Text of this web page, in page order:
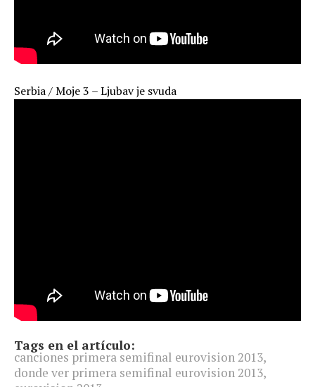
Serbia / Moje 3 – Ljubav je svuda
Tags en el artículo:
canciones primera semifinal eurovision 2013,
donde ver primera semifinal eurovision 2013,